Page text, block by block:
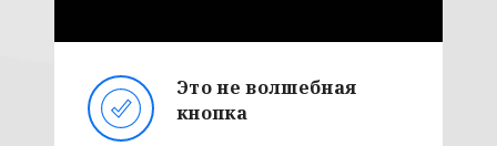
Это не волшебная
кнопка